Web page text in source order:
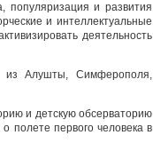
популяризация и развития
и интеллектуальные
деятельность
из Алушты, Симферополя,
и детскую обсерваторию
полете первого человека в